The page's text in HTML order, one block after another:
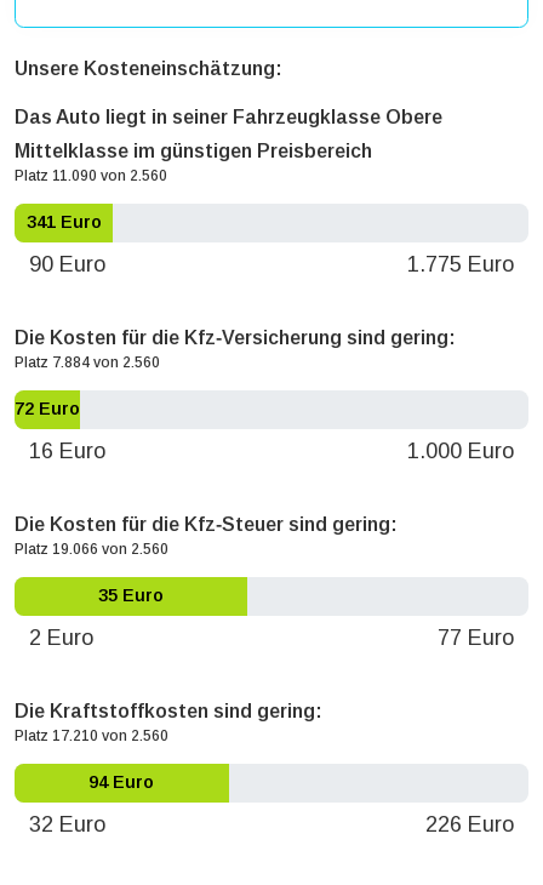
Unsere Kosteneinschätzung:
Das Auto liegt in seiner Fahrzeugklasse Obere
Mittelklasse im günstigen Preisbereich
Platz 11.090 von 2.560
341 Euro
90 Euro 1.775 Euro
Die Kosten für die Kfz‐Versicherung sind gering:
Platz 7.884 von 2.560
72 Euro
16 Euro 1.000 Euro
Die Kosten für die Kfz‐Steuer sind gering:
Platz 19.066 von 2.560
35 Euro
2 Euro 77 Euro
Die Kraftstoffkosten sind gering:
Platz 17.210 von 2.560
94 Euro
32 Euro 226 Euro